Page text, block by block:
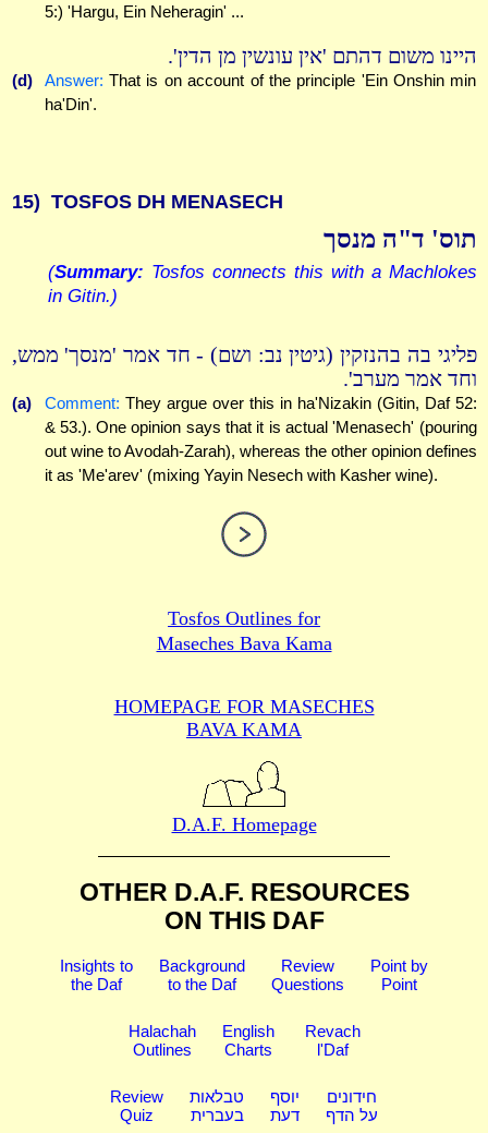
5:) 'Hargu, Ein Neheragin' ...
היינו משום דהתם 'אין עונשין מן הדין'.
(d) Answer: That is on account of the principle 'Ein Onshin min
ha'Din'.
15) TOSFOS DH MENASECH
תוס' ד"ה מנסך
(Summary: Tosfos connects this with a Machlokes
in Gitin.)
פליגי בה בהנזקין (גיטין נב: ושם) - חד אמר 'מנסך' ממש,
וחד אמר מערב'.
(a) Comment: They argue over this in ha'Nizakin (Gitin, Daf 52:
& 53.). One opinion says that it is actual 'Menasech' (pouring
out wine to Avodah-Zarah), whereas the other opinion defines
it as 'Me'arev' (mixing Yayin Nesech with Kasher wine).
Tosfos Outlines for
Maseches Bava Kama
HOMEPAGE FOR MASECHES
BAVA KAMA
D.A.F. Homepage
OTHER D.A.F. RESOURCES
ON THIS DAF
Insights to
the Daf
Background
to the Daf
Review
Questions
Point by
Point
Halachah
Outlines
English
Charts
Revach
l'Daf
Review
Quiz
טבלאות
בעברית
יוסף
דעת
חידונים
על הדף